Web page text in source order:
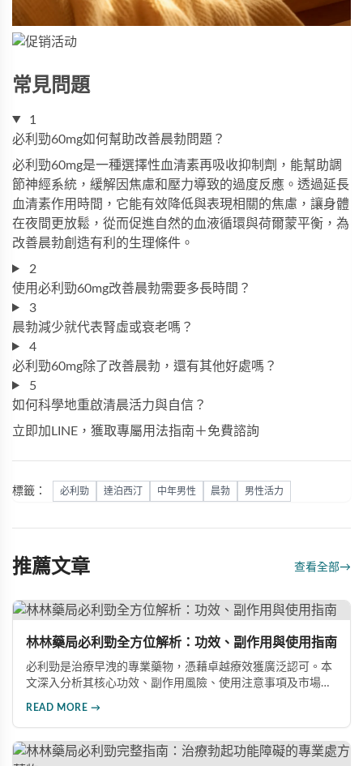
常見問題
1
必利勁60mg如何幫助改善晨勃問題？
必利勁60mg是一種選擇性血清素再吸收抑制劑，能幫助調
節神經系統，緩解因焦慮和壓力導致的過度反應。透過延長
血清素作用時間，它能有效降低與表現相關的焦慮，讓身體
在夜間更放鬆，從而促進自然的血液循環與荷爾蒙平衡，為
改善晨勃創造有利的生理條件。
2
使用必利勁60mg改善晨勃需要多長時間？
3
晨勃減少就代表腎虛或衰老嗎？
4
必利勁60mg除了改善晨勃，還有其他好處嗎？
5
如何科學地重啟清晨活力與自信？
立即加LINE，獲取專屬用法指南＋免費諮詢
標籤： 必利勁 達泊西汀 中年男性 晨勃 男性活力
推薦文章 查看全部→
林林藥局必利勁全方位解析：功效、副作用與使用指南
必利勁是治療早洩的專業藥物，憑藉卓越療效獲廣泛認可。本
文深入分析其核心功效、副作用風險、使用注意事項及市場發
READ MORE →